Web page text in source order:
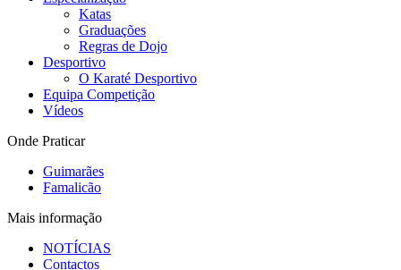
Katas
Graduações
Regras de Dojo
Desportivo
O Karaté Desportivo
Equipa Competição
Vídeos
Onde Praticar
Guimarães
Famalicão
Mais informação
NOTÍCIAS
Contactos